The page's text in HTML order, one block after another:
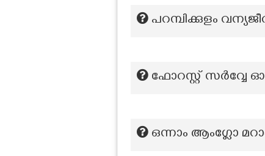
പറമ്പിക്കുളം
ഫോറസ്റ്റ് സർവ്വേ
ഒന്നാം ആംഗ്ലോ